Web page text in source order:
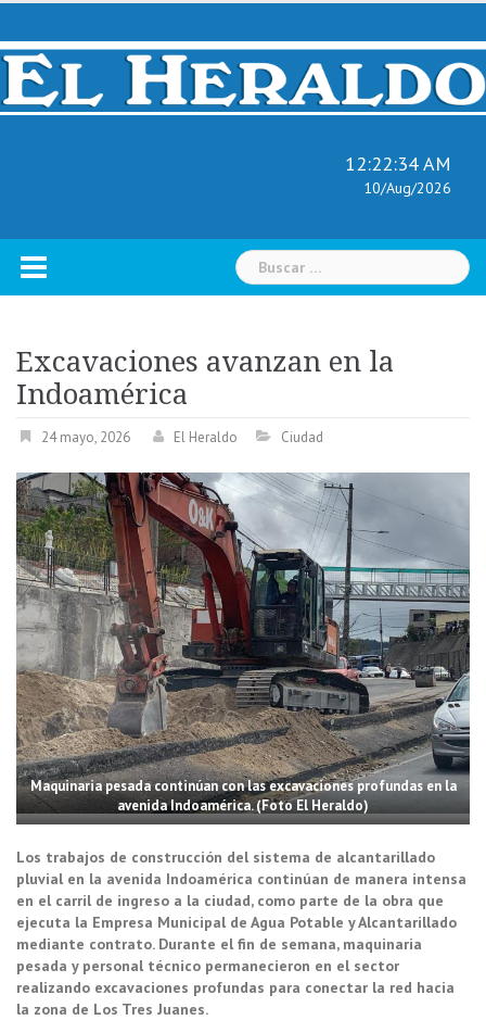
Skip
content
12:22:35 AM
10/Aug/2026
Buscar:
Excavaciones avanzan en la
Indoamérica
24 mayo, 2026 El Heraldo Ciudad
Maquinaria pesada continúan con las excavaciones profundas en la
avenida Indoamérica. (Foto El Heraldo)
Los trabajos de construcción del sistema de alcantarillado
pluvial en la avenida Indoamérica continúan de manera intensa
en el carril de ingreso a la ciudad, como parte de la obra que
ejecuta la Empresa Municipal de Agua Potable y Alcantarillado
mediante contrato. Durante el fin de semana, maquinaria
pesada y personal técnico permanecieron en el sector
realizando excavaciones profundas para conectar la red hacia
la zona de Los Tres Juanes.